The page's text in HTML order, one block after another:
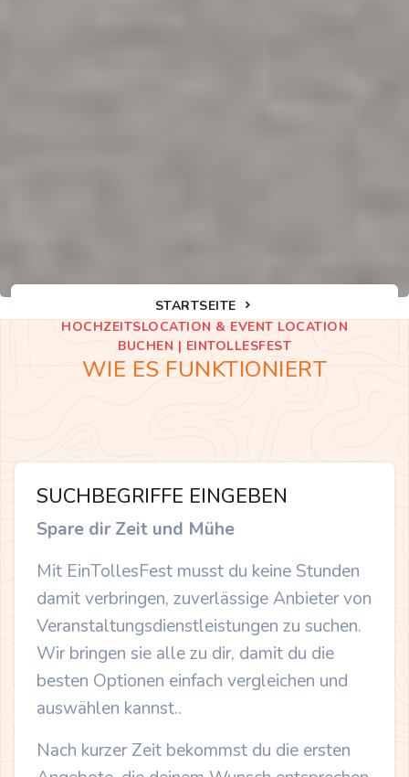
STARTSEITE
HOCHZEITSLOCATION & EVENT LOCATION
BUCHEN | EINTOLLESFEST
WIE ES FUNKTIONIERT
SUCHBEGRIFFE EINGEBEN
Spare dir Zeit und Mühe
Mit EinTollesFest musst du keine Stunden
damit verbringen, zuverlässige Anbieter von
Veranstaltungsdienstleistungen zu suchen.
Wir bringen sie alle zu dir, damit du die
besten Optionen einfach vergleichen und
auswählen kannst..
Nach kurzer Zeit bekommst du die ersten